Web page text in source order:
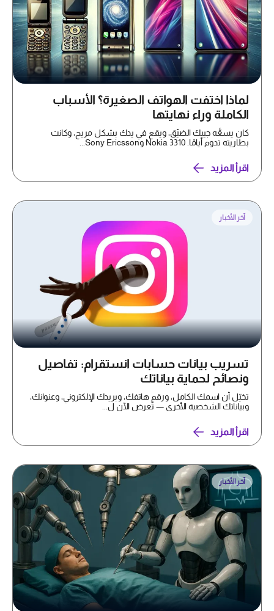
لماذا اختفت الهواتف الصغيرة؟ الأسباب
الكاملة وراء نهايتها
كان يسعُّه جيبك الضيِّق، ويقع في يدك بشكل مريح، وكانت
بطاريته تدوم أيامًا. Nokia 3310 وSony Ericsson...
اقرأ المزيد
آخر الأخبار
تسريب بيانات حسابات انستقرام: تفاصيل
ونصائح لحماية بياناتك
تخيّل أن اسمك الكامل، ورقم هاتفك، وبريدك الإلكتروني، وعنوانك،
وبياناتك الشخصية الأخرى — تُعرض الآن ل...
اقرأ المزيد
آخر الأخبار